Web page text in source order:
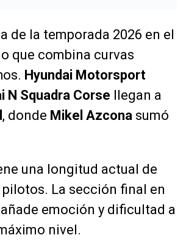
de la temporada 2026 en el
que combina curvas
Hyundai Motorsport
N Squadra Corse llegan a
, donde Mikel Azcona sumó
una longitud actual de
La sección final en
añade emoción y dificultad a
nivel.